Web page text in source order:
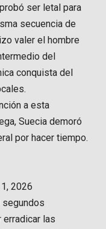
ser letal para
secuencia de
valer el hombre
del
conquista del
a esta
Suecia demoró
por hacer tiempo.
2026
erradicar las